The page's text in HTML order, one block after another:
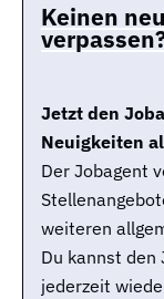
Keinen
Jetzt den
Neuigkeiten
Der Jobagent
weiteren
Du kannst
jederzeit